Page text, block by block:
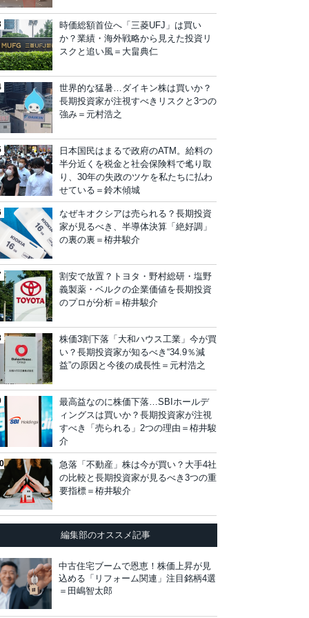
時価総額首位へ「三菱UFJ」は買い
か？業績・海外戦略から見えた投資リ
スクと追い風＝大畠典仁
世界的な猛暑…ダイキン株は買いか？
長期投資家が注視すべきリスクと3つの
強み＝元村浩之
日本国民はまるで政府のATM。給料の
半分近くを税金と社会保険料で毟り取
り、30年の失政のツケを私たちに払わ
せている＝鈴木傾城
なぜキオクシアは売られる？長期投資
家が見るべき、半導体決算「絶好調」
の裏の裏＝栫井駿介
割安で放置？トヨタ・野村総研・塩野
義製薬・ベルクの企業価値を長期投資
のプロが分析＝栫井駿介
株価3割下落「大和ハウス工業」今が買
い？長期投資家が知るべき“34.9％減
益”の原因と今後の成長性＝元村浩之
最高益なのに株価下落…SBIホールデ
ィングスは買いか？長期投資家が注視
すべき「売られる」2つの理由＝栫井駿
介
急落「不動産」株は今が買い？大手4社
の比較と長期投資家が見るべき3つの重
要指標＝栫井駿介
編集部のオススメ記事
中古住宅ブームで恩恵！株価上昇が見
込める「リフォーム関連」注目銘柄4選
＝田嶋智太郎